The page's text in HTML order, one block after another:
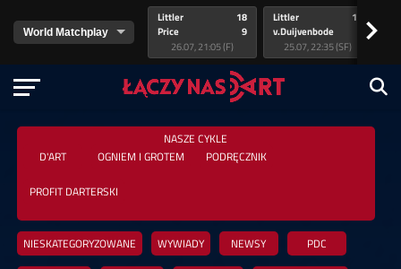
Littler
Price
18
9
26.07, 21:05 (F)
Littler
v.Duijvenbode
17
25.07, 22:35 (SF)
>
NASZE CYKLE
D'ART
OGNIEM I GROTEM PODRĘCZNIK
PROFIT DARTERSKI
NIESKATEGORYZOWANE WYWIADY NEWSY PDC